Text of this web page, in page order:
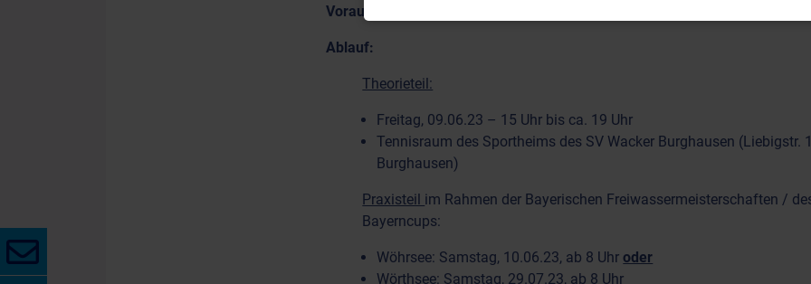
Voraussetzung:
Ablauf:
Theorieteil:
Freitag, 09.06.23 – 15 Uhr bis ca. 19 Uhr
Tennisraum des Sportheims des SV Wacker Burghausen (Liebigstr.
Burghausen)
Praxisteil im Rahmen der Bayerischen Freiwassermeisterschaften /
Bayerncups:
Wöhrsee: Samstag, 10.06.23, ab 8 Uhroder
Wörthsee: Samstag, 29.07.23, ab 8 Uhr